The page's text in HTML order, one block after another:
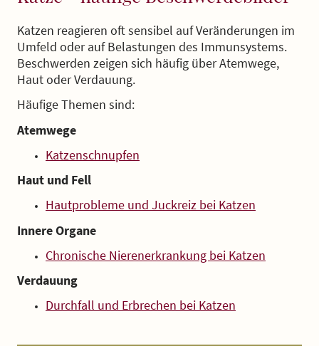
Katzen reagieren oft sensibel auf Veränderungen im
Umfeld oder auf Belastungen des Immunsystems.
Beschwerden zeigen sich häufig über Atemwege,
Haut oder Verdauung.
Häufige Themen sind:
Atemwege
Katzenschnupfen
Haut und Fell
Hautprobleme und Juckreiz bei Katzen
Innere Organe
Chronische Nierenerkrankung bei Katzen
Verdauung
Durchfall und Erbrechen bei Katzen